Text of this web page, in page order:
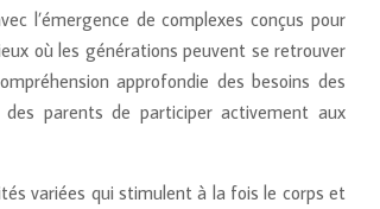
l’émergence de complexes conçus pour
où les générations peuvent se retrouver
approfondie des besoins des
parents de participer activement aux
variées qui stimulent à la fois le corps et